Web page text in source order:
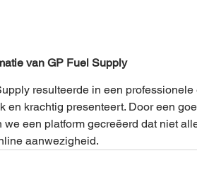
van GP Fuel Supply
resulteerde in een
en krachtig presenteert. Door een
een platform gecreëerd dat niet
aanwezigheid.